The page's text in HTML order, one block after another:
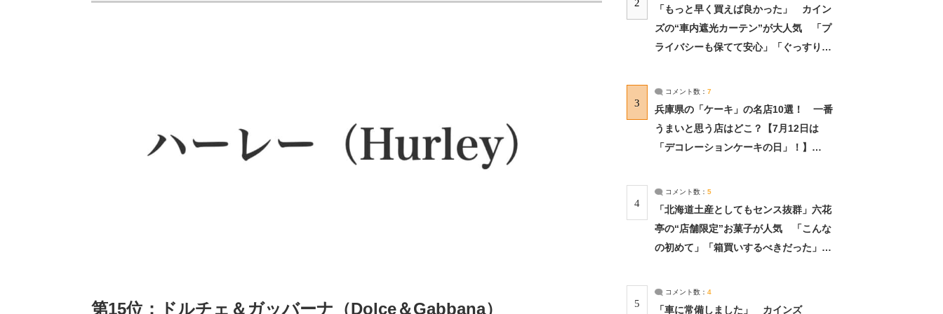
第15位：ドルチェ＆ガッバーナ（Dolce＆Gabbana）
2
「もっと早く買えば良かった」 カイン
ズの“車内遮光カーテン”が大人気 「プ
ライバシーも保てて安心」「ぐっすり眠
3
コメント数： 7
兵庫県の「ケーキ」の名店10選！ 一番
うまいと思う店はどこ？【7月12日は
「デコレーションケーキの日」！】
4
コメント数： 5
「北海道土産としてもセンス抜群」六花
亭の“店舗限定”お菓子が人気 「こんな
の初めて」「箱買いするべきだった」
5
コメント数： 4
「車に常備しました」 カインズ